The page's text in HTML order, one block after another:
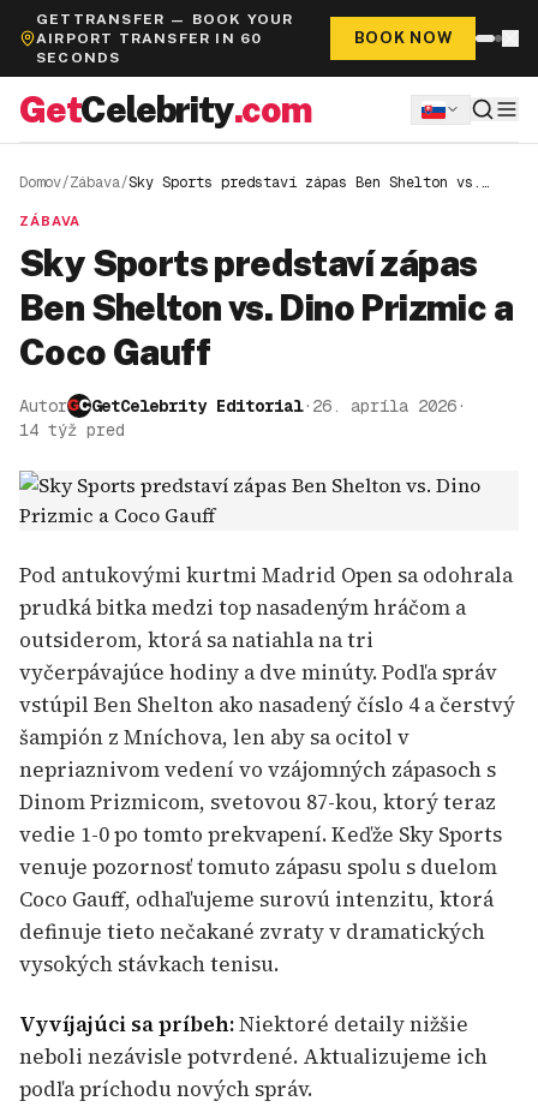
GETTRANSFER — BOOK YOUR
AIRPORT TRANSFER IN 60
SECONDS
BOOK NOW
GetCelebrity.com
Domov/Zábava/Sky Sports predstaví zápas Ben Shelton vs.
ZÁBAVA
Sky Sports predstaví zápas
Ben Shelton vs. Dino Prizmic a
Coco Gauff
Autor GetCelebrity Editorial· 26. apríla 2026·
14 týž pred
Pod antukovými kurtmi Madrid Open sa odohrala
prudká bitka medzi top nasadeným hráčom a
outsiderom, ktorá sa natiahla na tri
vyčerpávajúce hodiny a dve minúty. Podľa správ
vstúpil Ben Shelton ako nasadený číslo 4 a čerstvý
šampión z Mníchova, len aby sa ocitol v
nepriaznivom vedení vo vzájomných zápasoch s
Dinom Prizmicom, svetovou 87-kou, ktorý teraz
vedie 1-0 po tomto prekvapení. Keďže Sky Sports
venuje pozornosť tomuto zápasu spolu s duelom
Coco Gauff, odhaľujeme surovú intenzitu, ktorá
definuje tieto nečakané zvraty v dramatických
vysokých stávkach tenisu.
Vyvíjajúci sa príbeh:Niektoré detaily nižšie
neboli nezávisle potvrdené. Aktualizujeme ich
podľa príchodu nových správ.